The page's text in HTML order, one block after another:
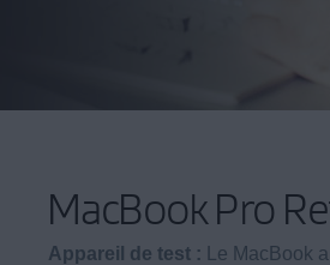
MacBook Pro
Appareil de test : Le MacBook